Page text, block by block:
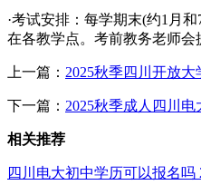
·考试安排：每学期末(约1月
在各教学点。考前教务老师会
上一篇： 2025秋季四川开放
下一篇： 2025秋季成人四川
相关推荐
四川电大初中学历可以报名吗